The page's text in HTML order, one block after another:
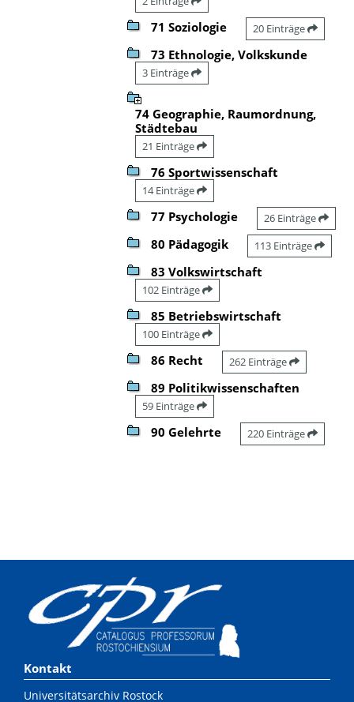
71 Soziologie 20 Einträge
73 Ethnologie, Volkskunde
3 Einträge
74 Geographie, Raumordnung,
Städtebau
21 Einträge
76 Sportwissenschaft
14 Einträge
77 Psychologie 26 Einträge
80 Pädagogik 113 Einträge
83 Volkswirtschaft
102 Einträge
85 Betriebswirtschaft
100 Einträge
86 Recht 262 Einträge
89 Politikwissenschaften
59 Einträge
90 Gelehrte 220 Einträge
Kontakt
Universitätsarchiv Rostock